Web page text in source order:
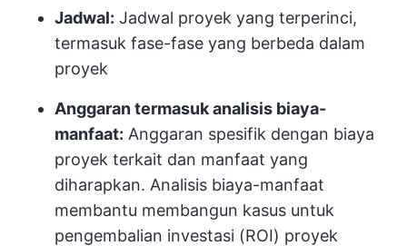
Jadwal: Jadwal proyek yang terperinci,
termasuk fase-fase yang berbeda dalam
proyek
Anggaran termasuk analisis biaya-
manfaat: Anggaran spesifik dengan biaya
proyek terkait dan manfaat yang
diharapkan. Analisis biaya-manfaat
membantu membangun kasus untuk
pengembalian investasi (ROI) proyek